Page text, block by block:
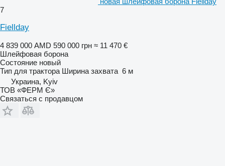
7
Fiellday
4 839 000 AMD 590 000 грн ≈ 11 470 €
Шлейфовая борона
Состояние новый
Тип для трактора Ширина захвата 6 м
Украина, Kyiv
ТОВ «ФЕРМ Є»
Связаться с продавцом